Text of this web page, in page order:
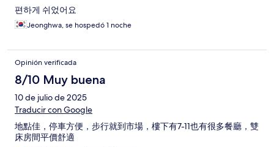
편하게 쉬었어요
Jeonghwa, se hospedó 1 noche
Opinión verificada
8/10 Muy buena
10 de julio de 2025
Traducir con Google
地點佳，停車方便，步行就到市場，樓下有7-11也有很多餐廳，雙
床房間平價舒適